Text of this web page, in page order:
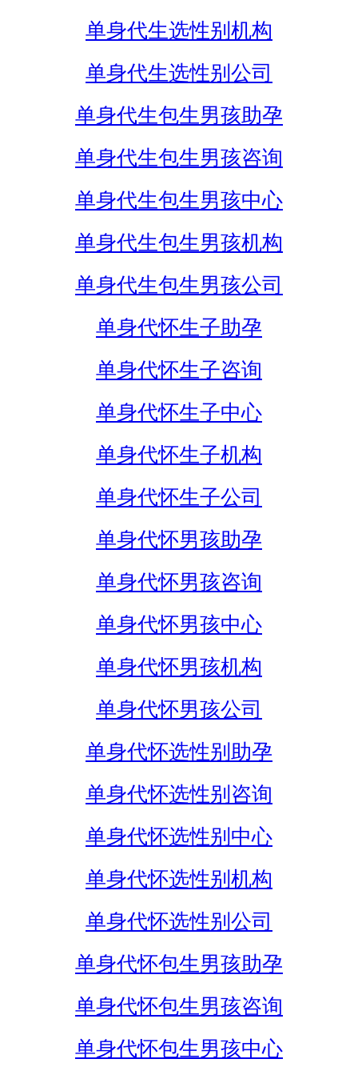
单身代生选性别机构
单身代生选性别公司
单身代生包生男孩助孕
单身代生包生男孩咨询
单身代生包生男孩中心
单身代生包生男孩机构
单身代生包生男孩公司
单身代怀生子助孕
单身代怀生子咨询
单身代怀生子中心
单身代怀生子机构
单身代怀生子公司
单身代怀男孩助孕
单身代怀男孩咨询
单身代怀男孩中心
单身代怀男孩机构
单身代怀男孩公司
单身代怀选性别助孕
单身代怀选性别咨询
单身代怀选性别中心
单身代怀选性别机构
单身代怀选性别公司
单身代怀包生男孩助孕
单身代怀包生男孩咨询
单身代怀包生男孩中心